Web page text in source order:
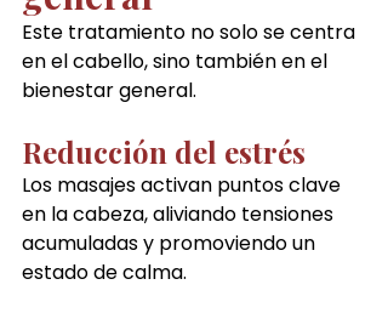
Este tratamiento no solo se centra
en el cabello, sino también en el
bienestar general.
Reducción del estrés
Los masajes activan puntos clave
en la cabeza, aliviando tensiones
acumuladas y promoviendo un
estado de calma.